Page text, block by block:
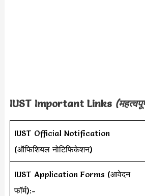
IUST Important Links (
IUST Official Notification
(ऑफिशियल नोटिफिकेशन)
IUST Application Forms (आवेदन
फॉर्म):-